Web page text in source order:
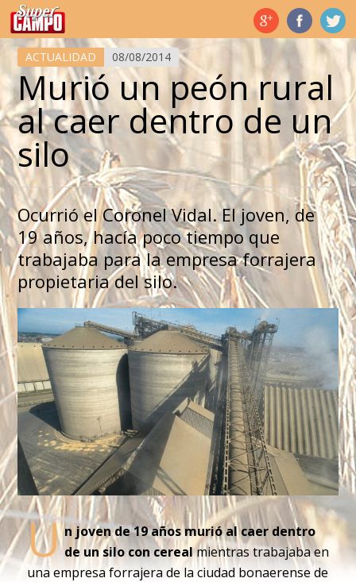
Temas de hoy
ACTUALIDAD 08/08/2014
Murió un peón rural
al caer dentro de un
silo
Ocurrió el Coronel Vidal. El joven, de
19 años, hacía poco tiempo que
trabajaba para la empresa forrajera
propietaria del silo.
U n joven de 19 años murió al caer dentro
de un silo con cerealmientras trabajaba en
una empresa forrajera de la ciudad bonaerense de